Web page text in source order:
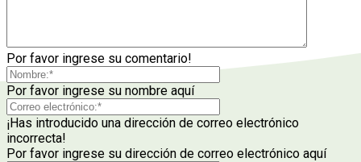
Por favor ingrese su comentario!
Por favor ingrese su nombre aquí
¡Has introducido una dirección de correo electrónico
incorrecta!
Por favor ingrese su dirección de correo electrónico aquí